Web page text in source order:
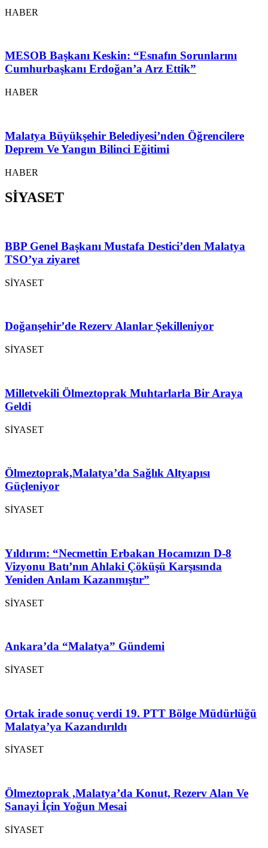
HABER
MESOB Başkanı Keskin: “Esnafın Sorunlarını
Cumhurbaşkanı Erdoğan’a Arz Ettik”
HABER
Malatya Büyükşehir Belediyesi’nden Öğrencilere
Deprem Ve Yangın Bilinci Eğitimi
HABER
SİYASET
BBP Genel Başkanı Mustafa Destici’den Malatya
TSO’ya ziyaret
SİYASET
Doğanşehir’de Rezerv Alanlar Şekilleniyor
SİYASET
Milletvekili Ölmeztoprak Muhtarlarla Bir Araya
Geldi
SİYASET
Ölmeztoprak,Malatya’da Sağlık Altyapısı
Güçleniyor
SİYASET
Yıldırım: “Necmettin Erbakan Hocamızın D-8
Vizyonu Batı’nın Ahlaki Çöküşü Karşısında
Yeniden Anlam Kazanmıştır”
SİYASET
Ankara’da “Malatya” Gündemi
SİYASET
Ortak irade sonuç verdi 19. PTT Bölge Müdürlüğü
Malatya’ya Kazandırıldı
SİYASET
Ölmeztoprak ,Malatya’da Konut, Rezerv Alan Ve
Sanayi İçin Yoğun Mesai
SİYASET